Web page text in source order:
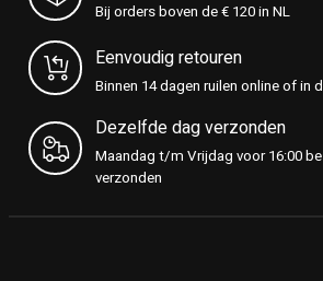
Bij orders boven de € 120 in NL
Eenvoudig retouren
Binnen 14 dagen ruilen online of in
Dezelfde dag verzonden
Maandag t/m Vrijdag voor 16:00
verzonden